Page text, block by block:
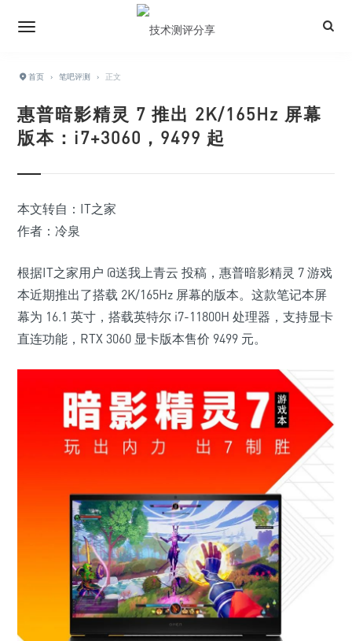
首页 › 笔吧评测 › 正文
惠普暗影精灵 7 推出 2K/165Hz 屏幕
版本：i7+3060，9499 起
本文转自：IT之家
作者：冷泉
根据IT之家用户 @送我上青云 投稿，惠普暗影精灵 7 游戏
本近期推出了搭载 2K/165Hz 屏幕的版本。这款笔记本屏
幕为 16.1 英寸，搭载英特尔 i7-11800H 处理器，支持显卡
直连功能， RTX 3060 显卡版本售价 9499 元。